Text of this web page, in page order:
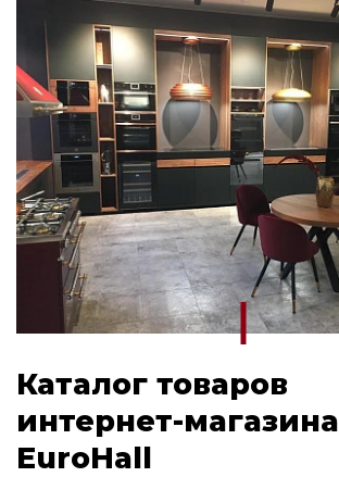
Каталог товаров
интернет-магазина
EuroHall